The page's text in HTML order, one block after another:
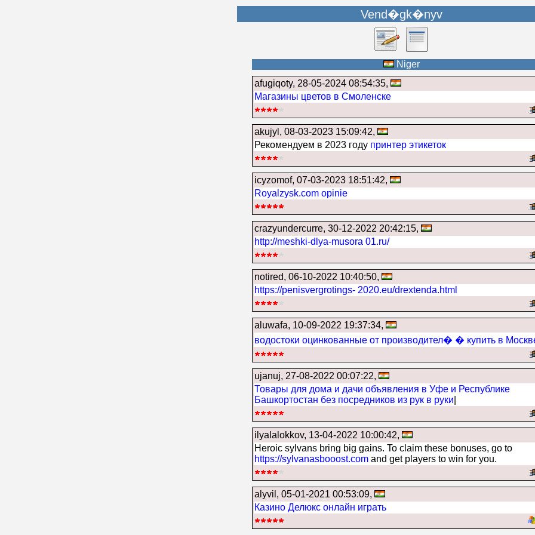
Vend�gk�nyv
Niger
afugiqoty, 28-05-2024 08:54:35,
Магазины цветов в Смоленске
akujyl , 08-03-2023 15:09:42,
Рекомендуем в 2023 году принтер этикеток
icyzomof, 07-03-2023 18:51:42,
Royalzysk.com opinie
crazyundercurre, 30-12-2022 20:42:15,
http://meshki-dlya-musora 01.ru/
notired, 06-10-2022 10:40:50,
https://penisvergrotings- 2020.eu/drextenda.html
aluwafa, 10-09-2022 19:37:34,
водостоки оцинкованные от производител� � купить в
ujanuj, 27-08-2022 00:07:22,
Товары для дома и дачи объявления в Уфе и Республике
Башкортостан без посредников из рук в руки
ilyalalokkov, 13-04-2022 10:00:42,
Heroic sylvans bring big gains. To claim these bonuses, go to
https://sylvanasbooost.com and get players to win for you.
alyvil , 05-01-2021 00:53:09,
Казино Делюкс онлайн играть